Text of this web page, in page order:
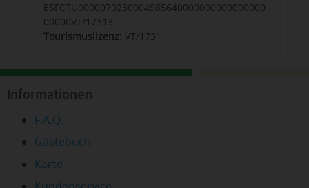
ESFCTU0000070230004985640000000000000000
00000VT/17313
Tourismuslizenz: VT/1731
Informationen
F.A.Q.
Gästebuch
Karte